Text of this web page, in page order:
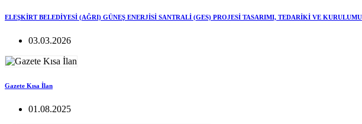
ELEŞKİRT BELEDİYESİ (AĞRI) GÜNEŞ ENERJİSİ SANTRALİ (GES) PROJESİ TASARIMI, TEDARİKİ VE KURULUMU
03.03.2026
Gazete Kısa İlan
01.08.2025